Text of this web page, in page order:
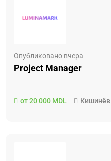
Опубликовано вчера
Project Manager
от 20 000 MDL Кишинёв